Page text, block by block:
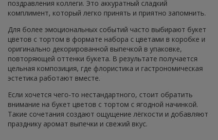
поздравления коллеги. Это аккуратный сладкий
комплимент, который легко принять и приятно запомнить.
Для более эмоциональных событий часто выбирают букет
цветов с тортом в формате набора с цветами в коробке и
оригинально декорированной выпечкой в упаковке,
повторяющей оттенки букета. В результате получается
цельная композиция, где флористика и гастрономическая
эстетика работают вместе.
Если хочется чего-то нестандартного, стоит обратить
внимание на букет цветов с тортом с ягодной начинкой.
Такие сочетания создают ощущение лёгкости и добавляют
празднику аромат выпечки и свежий вкус.